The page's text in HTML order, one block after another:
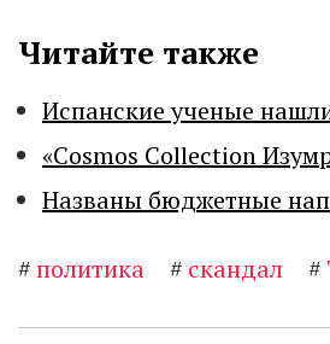
Читайте также
Испанские ученые
«Cosmos Collection
Названы бюджетные
#политика # скандал #